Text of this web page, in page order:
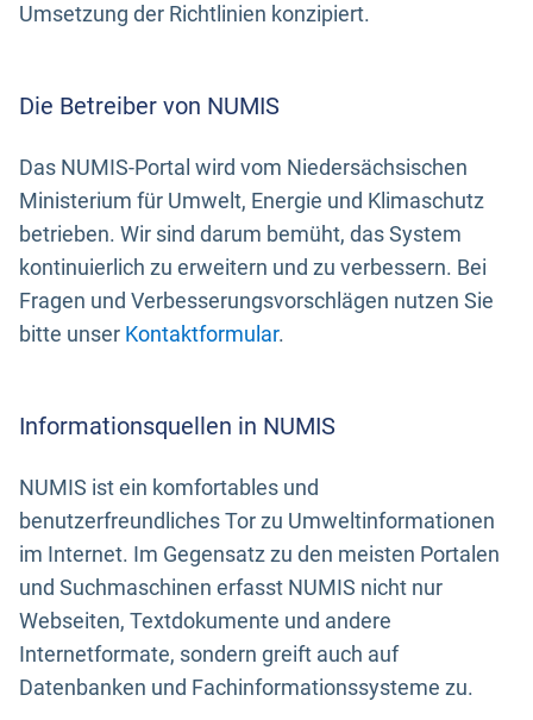
Umsetzung der Richtlinien konzipiert.
Die Betreiber von NUMIS
Das NUMIS-Portal wird vom Niedersächsischen
Ministerium für Umwelt, Energie und Klimaschutz
betrieben. Wir sind darum bemüht, das System
kontinuierlich zu erweitern und zu verbessern. Bei
Fragen und Verbesserungsvorschlägen nutzen Sie
bitte unser Kontaktformular.
Informationsquellen in NUMIS
NUMIS ist ein komfortables und
benutzerfreundliches Tor zu Umweltinformationen
im Internet. Im Gegensatz zu den meisten Portalen
und Suchmaschinen erfasst NUMIS nicht nur
Webseiten, Textdokumente und andere
Internetformate, sondern greift auch auf
Datenbanken und Fachinformationssysteme zu.